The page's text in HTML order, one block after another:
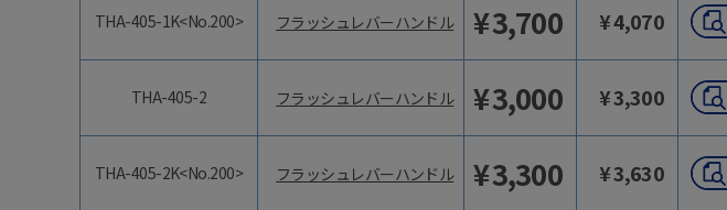
THA-405-1K<No.200> フラッシュレバーハンドル ¥3,700 ¥4,070
THA-405-2 フラッシュレバーハンドル ¥3,000 ¥3,300
THA-405-2K<No.200> フラッシュレバーハンドル ¥3,300 ¥3,630